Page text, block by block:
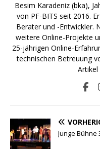
Besim Karadeniz (bka),
von PF-BITS seit 2016.
Berater und -Entwickler.
weitere Online-Projekte
25-jährigen Online-
technischen Betreuung
Artikel
Junge